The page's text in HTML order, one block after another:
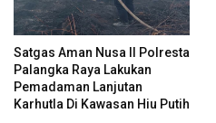
Satgas Aman Nusa II Polresta
Palangka Raya Lakukan
Pemadaman Lanjutan
Karhutla Di Kawasan Hiu Putih